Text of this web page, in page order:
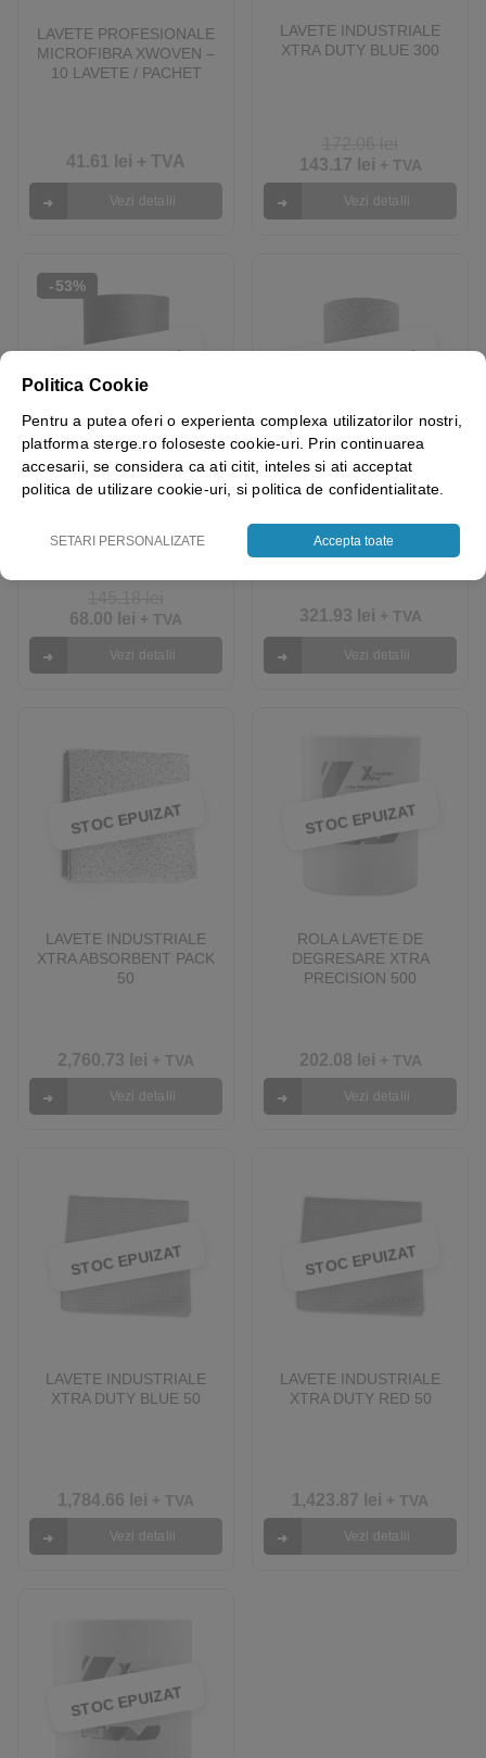
LAVETE PROFESIONALE
MICROFIBRA XWOVEN –
10 LAVETE / PACHET
41.61 lei + TVA
Vezi detalii
LAVETE INDUSTRIALE
XTRA DUTY BLUE 300
143.17 lei + TVA
Vezi detalii
-53%
LAVETE INDUSTRIALE
68.00 lei + TVA
Vezi detalii
ROLA LAVETE
XTRA ABSORBENT 500
321.93 lei + TVA
Vezi detalii
STOC EPUIZAT
LAVETE INDUSTRIALE
XTRA ABSORBENT PACK
50
2,760.73 lei + TVA
Vezi detalii
STOC EPUIZAT
ROLA LAVETE DE
DEGRESARE XTRA
PRECISION 500
202.08 lei + TVA
Vezi detalii
STOC EPUIZAT
LAVETE INDUSTRIALE
XTRA DUTY BLUE 50
1,784.66 lei + TVA
Vezi detalii
STOC EPUIZAT
LAVETE INDUSTRIALE
XTRA DUTY RED 50
1,423.87 lei + TVA
Vezi detalii
STOC EPUIZAT
Politica Cookie
Pentru a putea oferi o experienta complexa utilizatorilor nostri,
platforma sterge.ro foloseste cookie-uri. Prin continuarea
accesarii, se considera ca ati citit, inteles si ati acceptat
politica de utilizare cookie-uri, si politica de confidentialitate.
SETARI PERSONALIZATE Accepta toate